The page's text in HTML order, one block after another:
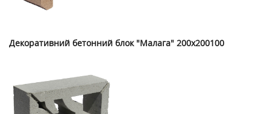
Декоративний бетонний блок "Малага" 200х200100